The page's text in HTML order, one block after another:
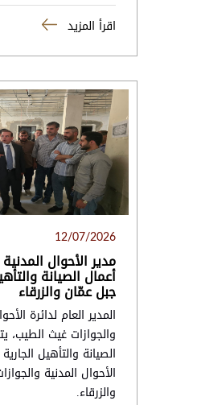
اقرأ المزيد
12/07/2026
مدير الأحوال
أعمال الصيانة
جبل عمّان والزرقاء
المدير العام لدائرة
والجوازات غيث الطيب،
الصيانة والتأهيل
الأحوال المدنية
والزرقاء.